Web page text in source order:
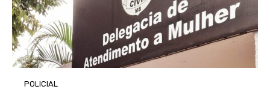
POLICIAL